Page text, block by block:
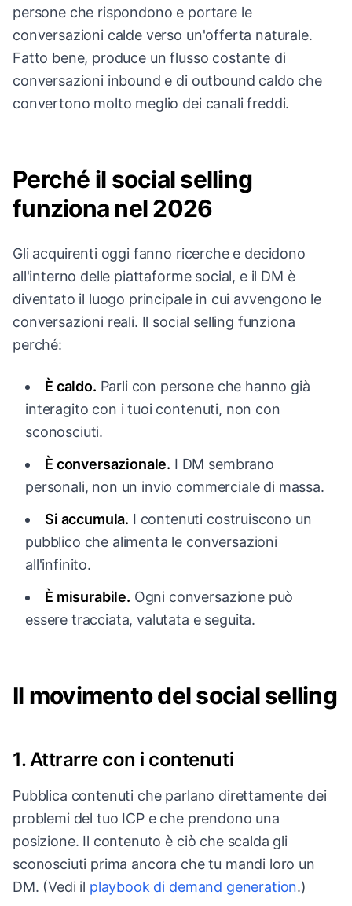
persone che rispondono e portare le
conversazioni calde verso un'offerta naturale.
Fatto bene, produce un flusso costante di
conversazioni inbound e di outbound caldo che
convertono molto meglio dei canali freddi.
Perché il social selling
funziona nel 2026
Gli acquirenti oggi fanno ricerche e decidono
all'interno delle piattaforme social, e il DM è
diventato il luogo principale in cui avvengono le
conversazioni reali. Il social selling funziona
perché:
È caldo. Parli con persone che hanno già
interagito con i tuoi contenuti, non con
sconosciuti.
È conversazionale. I DM sembrano
personali, non un invio commerciale di massa.
Si accumula. I contenuti costruiscono un
pubblico che alimenta le conversazioni
all'infinito.
È misurabile. Ogni conversazione può
essere tracciata, valutata e seguita.
Il movimento del social selling
1. Attrarre con i contenuti
Pubblica contenuti che parlano direttamente dei
problemi del tuo ICP e che prendono una
posizione. Il contenuto è ciò che scalda gli
sconosciuti prima ancora che tu mandi loro un
DM. (Vedi il playbook di demand generation.)